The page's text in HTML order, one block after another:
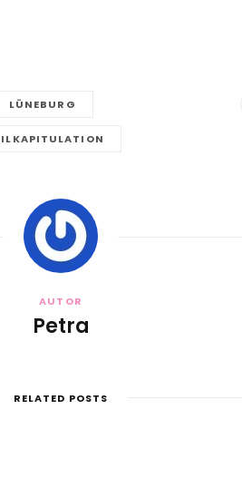
LÜNEBURG
AUTOR
Petra
RELATED POSTS